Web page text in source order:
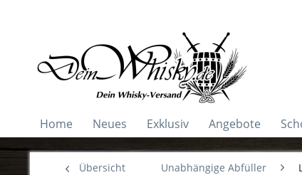
Home Neues Exklusiv Angebote
Übersicht Unabhängige Abfüller